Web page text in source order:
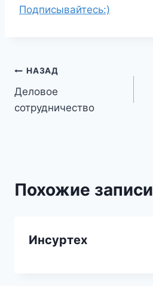
Подписывайтесь:)
Навигация
по
НАЗАД
Деловое
сотрудничество
Похожие записи
Инсуртех